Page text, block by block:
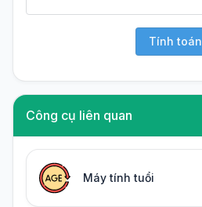
Tính toán
Công cụ liên quan
Máy tính tuổi